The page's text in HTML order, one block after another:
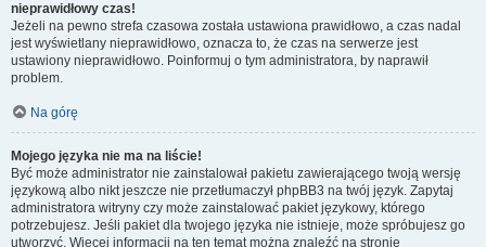
nieprawidłowy czas!
Jeżeli na pewno strefa czasowa została ustawiona prawidłowo, a czas nadal
jest wyświetlany nieprawidłowo, oznacza to, że czas na serwerze jest
ustawiony nieprawidłowo. Poinformuj o tym administratora, by naprawił
problem.
Na górę
Mojego języka nie ma na liście!
Być może administrator nie zainstalował pakietu zawierającego twoją wersję
językową albo nikt jeszcze nie przetłumaczył phpBB3 na twój język. Zapytaj
administratora witryny czy może zainstalować pakiet językowy, którego
potrzebujesz. Jeśli pakiet dla twojego języka nie istnieje, może spróbujesz go
utworzyć. Więcej informacji na ten temat można znaleźć na stronie